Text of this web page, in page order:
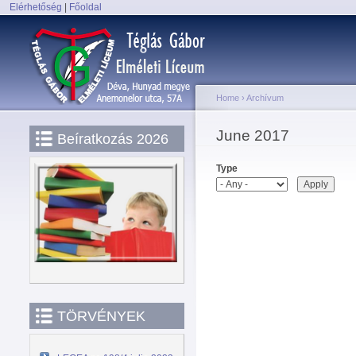
Elérhetőség Főoldal
Main menu
Beíratkozás 2026
TÖRVÉNYEK
You are here
Home › Archívum
June 2017
Type